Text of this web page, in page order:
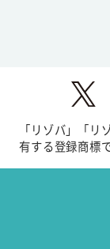
「リゾバ」「
有する登録商標